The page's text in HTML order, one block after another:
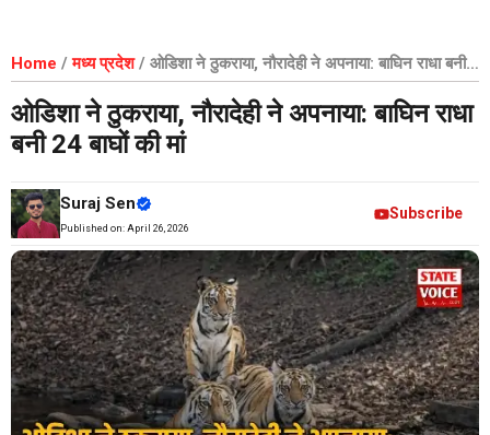
Home /मध्य प्रदेश/ ओडिशा ने ठुकराया, नौरादेही ने अपनाया: बाघिन राधा बनी
24 बाघों की मां
ओडिशा ने ठुकराया, नौरादेही ने अपनाया: बाघिन राधा
बनी 24 बाघों की मां
Suraj Sen
Published on: April 26, 2026
Subscribe